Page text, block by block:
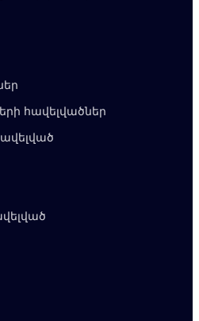
հավելվածներ